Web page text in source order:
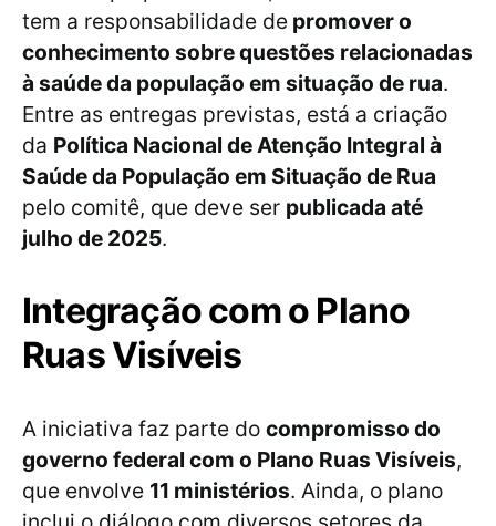
tem a responsabilidade de promover o
conhecimento sobre questões relacionadas
à saúde da população em situação de rua.
Entre as entregas previstas, está a criação
da Política Nacional de Atenção Integral à
Saúde da População em Situação de Rua
pelo comitê, que deve ser publicada até
julho de 2025.
Integração com o Plano
Ruas Visíveis
A iniciativa faz parte do compromisso do
governo federal com o Plano Ruas Visíveis,
que envolve 11 ministérios. Ainda, o plano